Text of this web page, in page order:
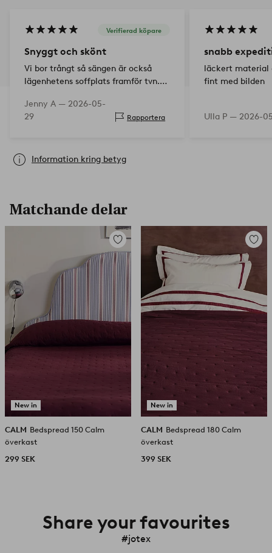
Verifierad köpare
Snyggt och skönt
Vi bor trångt så sängen är också
lägenhetens soffplats framför tvn.
snyggt. Gandka tunnt också och lätt
att tvätta. Supernöjda. <3
Jenny A — 2026-05-
29
Rapportera
snabb
läckert material
fint med bilden
Ulla P — 2026-
Information kring betyg
Matchande delar
New in
Lägg
till
i
favoriter
CALM Bedspread 150 Calm
överkast
299 SEK
New in
Lägg
till
CALM Bedspread 180 Calm
överkast
399 SEK
Share your favourites
#jotex